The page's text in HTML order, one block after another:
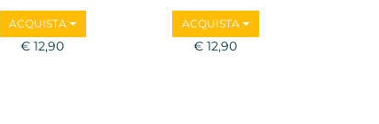
ACQUISTA
€ 12,90
ACQUISTA
€ 12,90